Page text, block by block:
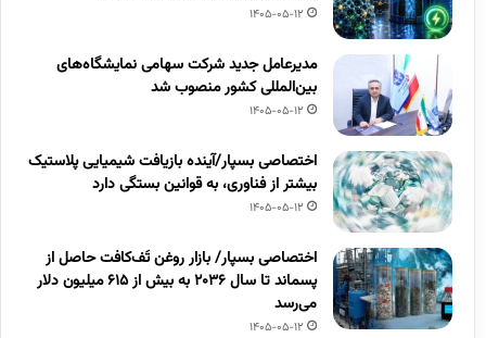
1405-05-12
مدیرعامل جدید شرکت سهامی نمایشگاه‌های
بین‌المللی کشور منصوب شد
1405-05-12
اختصاصی بسپار/آینده بازیافت شیمیایی پلاستیک
بیشتر از فناوری، به قوانین بستگی دارد
1405-05-12
اختصاصی بسپار/ بازار روغن تَف‌کافت حاصل از
پسماند تا سال ۲۰۳۶ به بیش از ۶۱۵ میلیون دلار
می‌رسد
1405-05-12